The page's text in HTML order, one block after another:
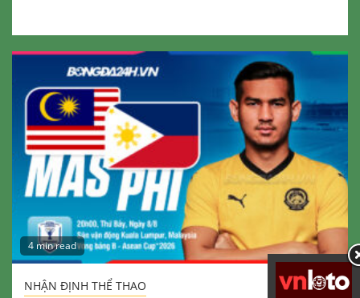
4 min read
NHẬN ĐỊNH THỂ THAO